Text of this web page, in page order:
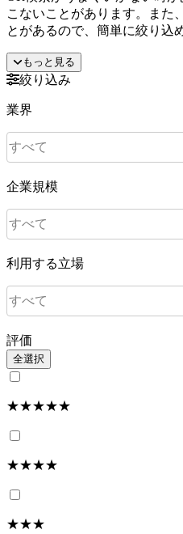
こないことがあります。また
とがあるので、簡単に絞り込
もっと見る
絞り込み
業界
すべて
企業規模
すべて
利用する立場
すべて
評価
全選択
★★★★★
★★★★
★★★